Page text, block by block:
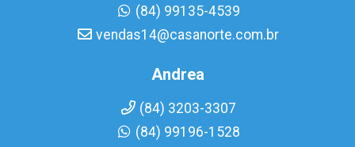
(84) 99135-4539
vendas14@casanorte.com.br
Andrea
(84) 3203-3307
(84) 99196-1528